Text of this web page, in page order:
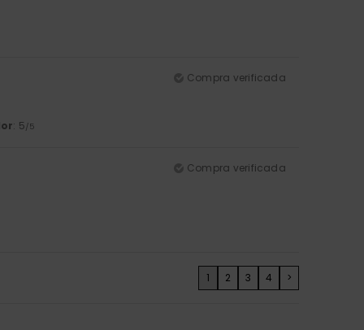
Compra verificada
: 5/5
Compra verificada
1 2 3 4 >